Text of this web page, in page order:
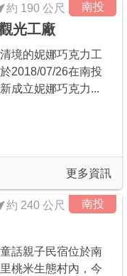
南投
約 190 公尺
光工廠
境的妮娜巧克力工
2018/07/26在南投
成立妮娜巧克力...
更多資訊
南投
約 240 公尺
話親子民宿位於南
桃米生態村內，今